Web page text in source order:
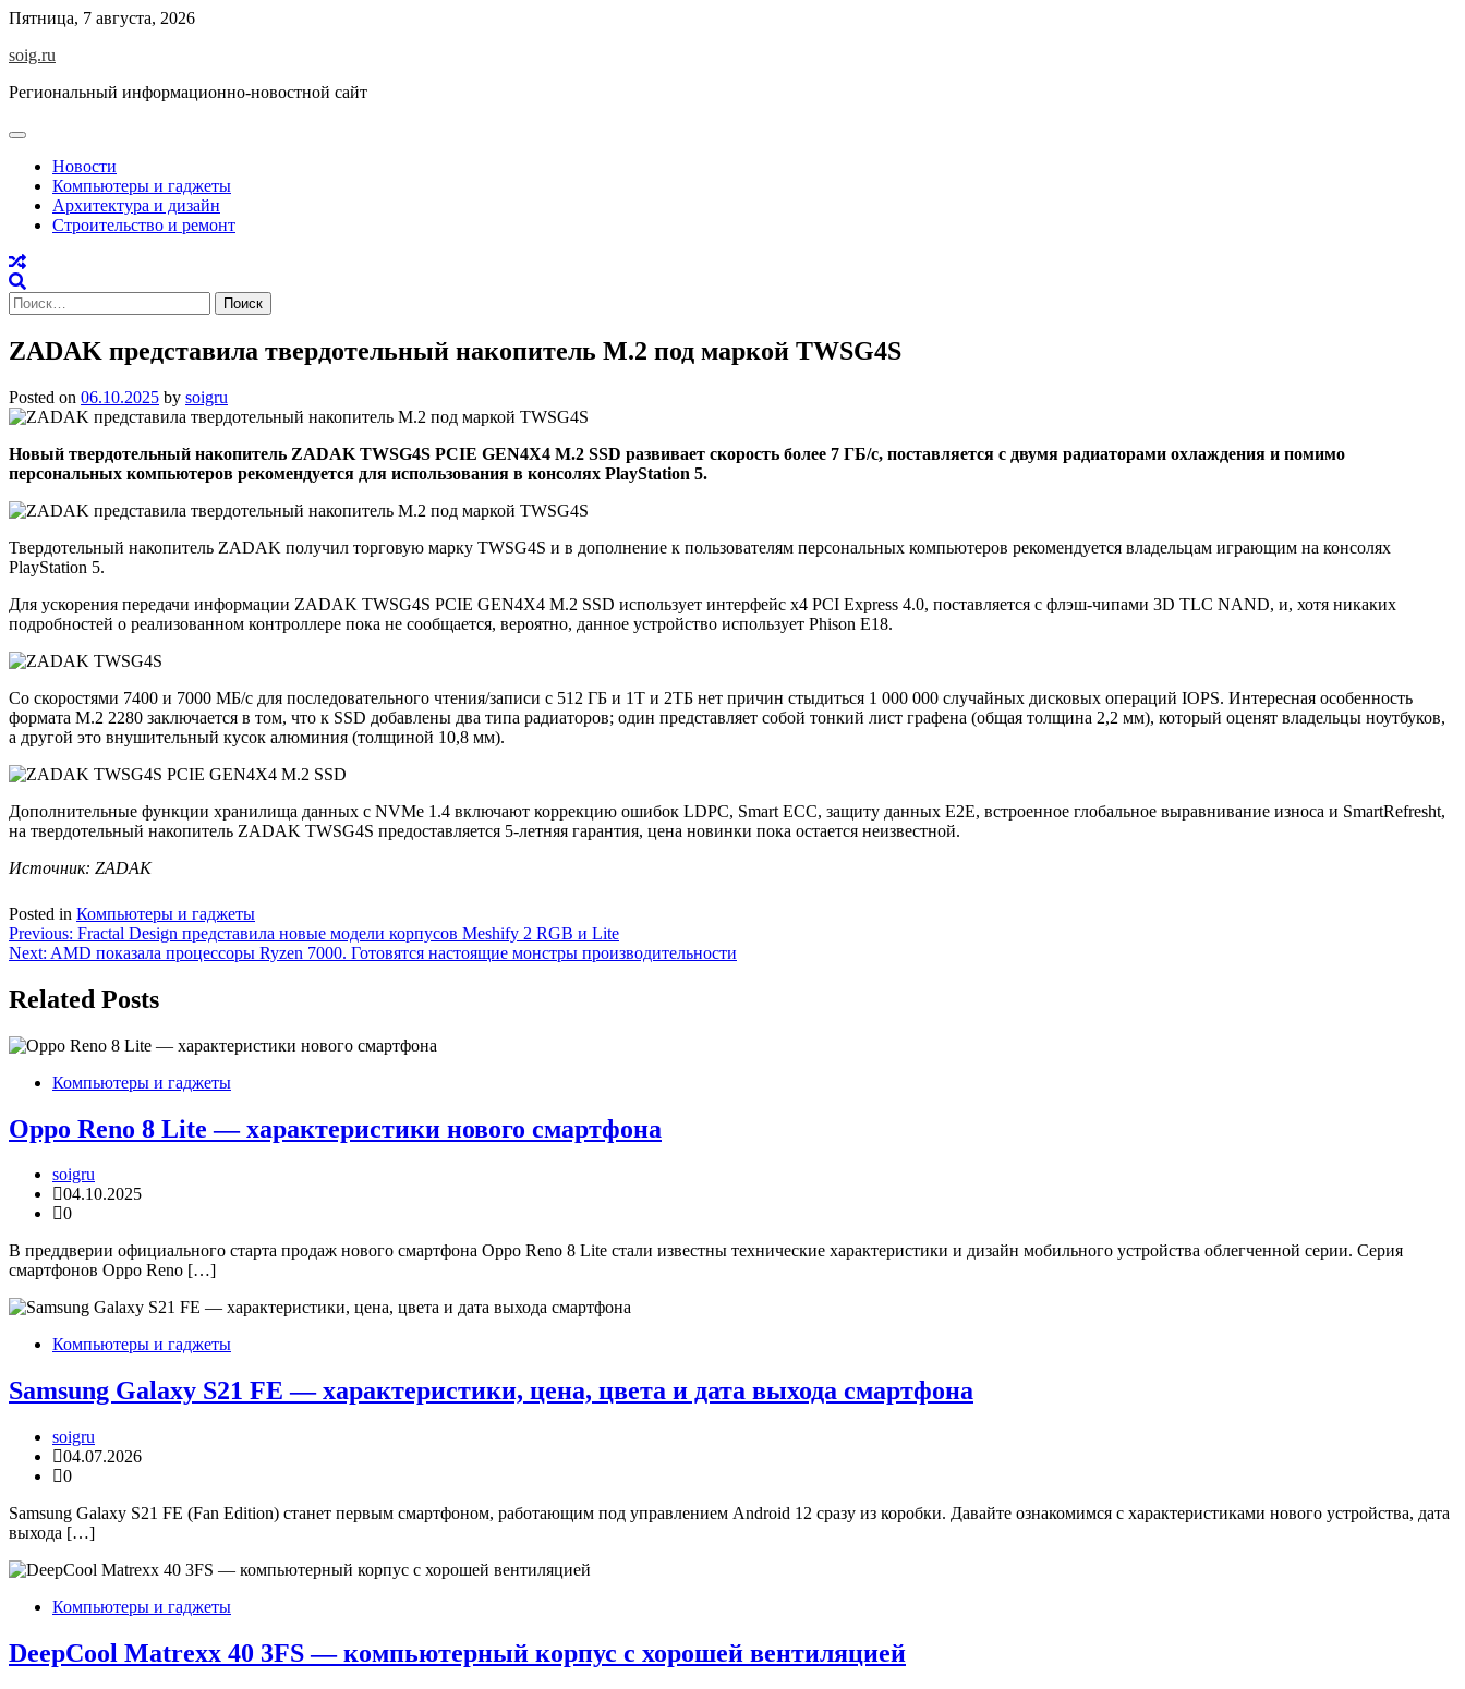
Skip
content
Пятница, 7 августа, 2026
soig.ru
Региональный информационно-новостной сайт
Новости
Компьютеры и гаджеты
Архитектура и дизайн
Строительство и ремонт
Найти:
ZADAK представила твердотельный накопитель M.2 под маркой TWSG4S
Posted on 06.10.2025 by soigru
Новый твердотельный накопитель ZADAK TWSG4S PCIE GEN4X4 M.2 SSD развивает скорость более 7 ГБ/с, поставляется с двумя радиаторами охлаждения и помимо
персональных компьютеров рекомендуется для использования в консолях PlayStation 5.
Твердотельный накопитель ZADAK получил торговую марку TWSG4S и в дополнение к пользователям персональных компьютеров рекомендуется владельцам играющим на консолях
PlayStation 5.
Для ускорения передачи информации ZADAK TWSG4S PCIE GEN4X4 M.2 SSD использует интерфейс x4 PCI Express 4.0, поставляется с флэш-чипами 3D TLC NAND, и, хотя никаких
подробностей о реализованном контроллере пока не сообщается, вероятно, данное устройство использует Phison E18.
Со скоростями 7400 и 7000 МБ/с для последовательного чтения/записи с 512 ГБ и 1Т и 2ТБ нет причин стыдиться 1 000 000 случайных дисковых операций IOPS. Интересная особенность
формата M.2 2280 заключается в том, что к SSD добавлены два типа радиаторов; один представляет собой тонкий лист графена (общая толщина 2,2 мм), который оценят владельцы ноутбуков,
а другой это внушительный кусок алюминия (толщиной 10,8 мм).
Дополнительные функции хранилища данных с NVMe 1.4 включают коррекцию ошибок LDPC, Smart ECC, защиту данных E2E, встроенное глобальное выравнивание износа и SmartRefresht,
на твердотельный накопитель ZADAK TWSG4S предоставляется 5-летняя гарантия, цена новинки пока остается неизвестной.
Источник: ZADAK
Posted in Компьютеры и гаджеты
Навигация
по
записям
Previous: Fractal Design представила новые модели корпусов Meshify 2 RGB и Lite
Next: AMD показала процессоры Ryzen 7000. Готовятся настоящие монстры производительности
Related Posts
Компьютеры и гаджеты
Oppo Reno 8 Lite — характеристики нового смартфона
soigru
04.10.2025
0
В преддверии официального старта продаж нового смартфона Oppo Reno 8 Lite стали известны технические характеристики и дизайн мобильного устройства облегченной серии. Серия
смартфонов Oppo Reno […]
Компьютеры и гаджеты
Samsung Galaxy S21 FE — характеристики, цена, цвета и дата выхода смартфона
soigru
04.07.2026
0
Samsung Galaxy S21 FE (Fan Edition) станет первым смартфоном, работающим под управлением Android 12 сразу из коробки. Давайте ознакомимся с характеристиками нового устройства, дата
выхода […]
Компьютеры и гаджеты
DeepCool Matrexx 40 3FS — компьютерный корпус с хорошей вентиляцией